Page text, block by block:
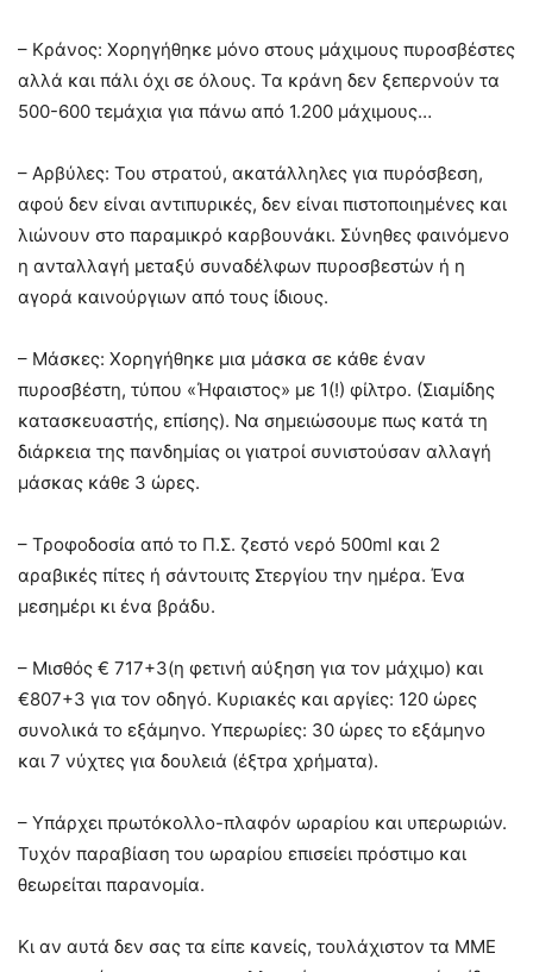
– Κράνος: Χορηγήθηκε μόνο στους μάχιμους πυροσβέστες
αλλά και πάλι όχι σε όλους. Τα κράνη δεν ξεπερνούν τα
500-600 τεμάχια για πάνω από 1.200 μάχιμους…
– Αρβύλες: Του στρατού, ακατάλληλες για πυρόσβεση,
αφού δεν είναι αντιπυρικές, δεν είναι πιστοποιημένες και
λιώνουν στο παραμικρό καρβουνάκι. Σύνηθες φαινόμενο
η ανταλλαγή μεταξύ συναδέλφων πυροσβεστών ή η
αγορά καινούργιων από τους ίδιους.
– Μάσκες: Χορηγήθηκε μια μάσκα σε κάθε έναν
πυροσβέστη, τύπου «Ήφαιστος» με 1(!) φίλτρο. (Σιαμίδης
κατασκευαστής, επίσης). Να σημειώσουμε πως κατά τη
διάρκεια της πανδημίας οι γιατροί συνιστούσαν αλλαγή
μάσκας κάθε 3 ώρες.
– Τροφοδοσία από το Π.Σ. ζεστό νερό 500ml και 2
αραβικές πίτες ή σάντουιτς Στεργίου την ημέρα. Ένα
μεσημέρι κι ένα βράδυ.
– Μισθός € 717+3(η φετινή αύξηση για τον μάχιμο) και
€807+3 για τον οδηγό. Κυριακές και αργίες: 120 ώρες
συνολικά το εξάμηνο. Υπερωρίες: 30 ώρες το εξάμηνο
και 7 νύχτες για δουλειά (έξτρα χρήματα).
– Υπάρχει πρωτόκολλο-πλαφόν ωραρίου και υπερωριών.
Τυχόν παραβίαση του ωραρίου επισείει πρόστιμο και
θεωρείται παρανομία.
Κι αν αυτά δεν σας τα είπε κανείς, τουλάχιστον τα ΜΜΕ